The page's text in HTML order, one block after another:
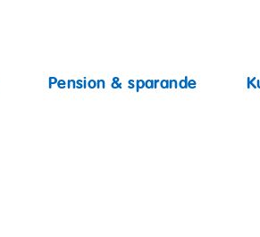
Pension & sparande